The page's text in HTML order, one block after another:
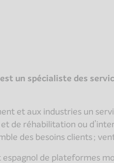
un spécialiste des
et aux industries un
de réhabilitation ou
des besoins clients ;
espagnol de plateformes